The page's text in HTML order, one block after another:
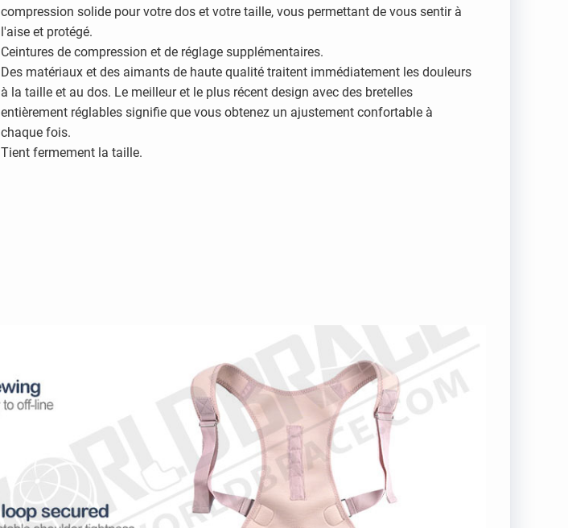
compression solide pour votre dos et votre taille, vous permettant de vous sentir à
l'aise et protégé.
Ceintures de compression et de réglage supplémentaires.
Des matériaux et des aimants de haute qualité traitent immédiatement les douleurs
à la taille et au dos. Le meilleur et le plus récent design avec des bretelles
entièrement réglables signifie que vous obtenez un ajustement confortable à
chaque fois.
Tient fermement la taille.